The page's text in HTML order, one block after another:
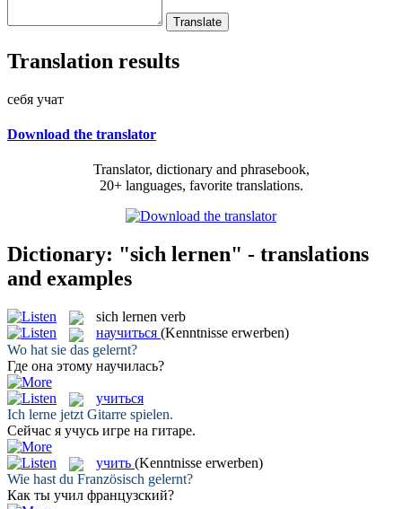
Translation results
себя учат
Download the translator
Translator, dictionary and phrasebook,
20+ languages, favorite translations.
Dictionary: "sich lernen" - translations
and examples
sich lernen verb
научиться (Kenntnisse erwerben)
Wo hat sie das gelernt?
Где она этому научилась?
учиться
Ich lerne jetzt Gitarre spielen.
Сейчас я учусь игре на гитаре.
учить (Kenntnisse erwerben)
Wie hast du Französisch gelernt?
Как ты учил французский?